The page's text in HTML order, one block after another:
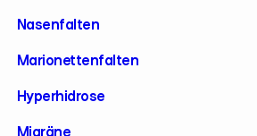
Nasenfalten
Marionettenfalten
Hyperhidrose